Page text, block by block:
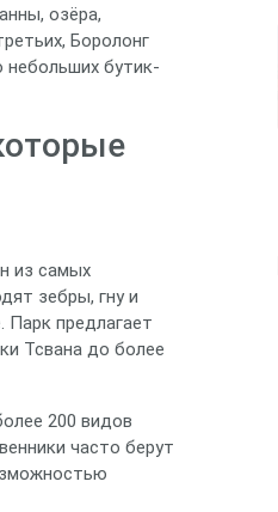
озёра,
Боролонг
бутик-
из самых
зебры, гну и
Парк предлагает
Тсвана до более
200 видов
часто берут